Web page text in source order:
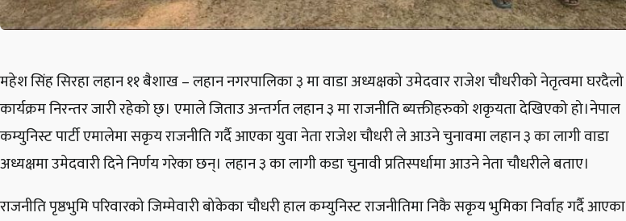
महेश सिंह सिरहा लहान ११ बैशाख – लहान नगरपालिका ३ मा वाडा अध्यक्षको उमेदवार राजेश चौधरीको नेतृत्वमा घरदैलो
कार्यक्रम निरन्तर जारी रहेको छ्। एमाले जिताउ अन्तर्गत लहान ३ मा राजनीति ब्यक्तीहरुको शकृयता देखिएको हो।नेपाल
कम्युनिस्ट पार्टी एमालेमा सकृय राजनीति गर्दै आएका युवा नेता राजेश चौधरी ले आउने चुनावमा लहान ३ का लागी वाडा
अध्यक्षमा उमेदवारी दिने निर्णय गरेका छन्। लहान ३ का लागी कडा चुनावी प्रतिस्पर्धामा आउने नेता चौधरीले बताए।
राजनीति पृष्ठभुमि परिवारको जिम्मेवारी बोकेका चौधरी हाल कम्युनिस्ट राजनीतिमा निकै सकृय भुमिका निर्वाह गर्दै आएका